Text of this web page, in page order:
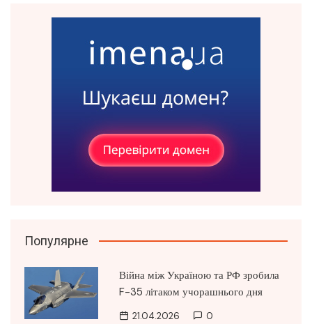
Популярне
Війна між Україною та РФ зробила
F-35 літаком учорашнього дня
21.04.2026 0